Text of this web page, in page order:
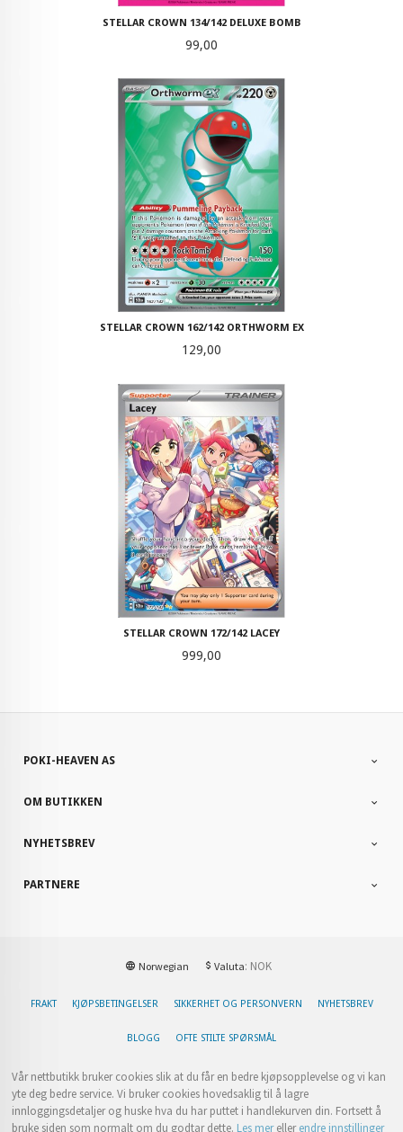
STELLAR CROWN 134/142 DELUXE BOMB
Pris
99,00
STELLAR CROWN 162/142 ORTHWORM EX
Pris
129,00
STELLAR CROWN 172/142 LACEY
Pris
999,00
POKI-HEAVEN AS
OM BUTIKKEN
NYHETSBREV
PARTNERE
Norwegian Valuta: NOK
FRAKT KJØPSBETINGELSER SIKKERHET OG PERSONVERN NYHETSBREV
BLOGG OFTE STILTE SPØRSMÅL
Vår nettbutikk bruker cookies slik at du får en bedre kjøpsopplevelse og vi kan
yte deg bedre service. Vi bruker cookies hovedsaklig til å lagre
innloggingsdetaljer og huske hva du har puttet i handlekurven din. Fortsett å
bruke siden som normalt om du godtar dette. Les merellerendre innstillinger